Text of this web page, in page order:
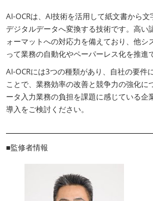
AI-OCRは、AI技術を活用して紙文書から文
デジタルデータへ変換する技術です。高い
ォーマットへの対応力を備えており、他シ
って業務の自動化やペーパーレス化を推進
AI-OCRには3つの種類があり、自社の要件
ことで、業務効率の改善と競争力の強化に
ータ入力業務の負担を課題に感じている企
導入をご検討ください。
■監修者情報